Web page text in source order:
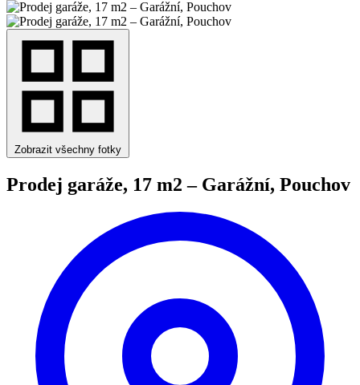
Zobrazit všechny fotky
Prodej garáže, 17 m2 – Garážní, Pouchov